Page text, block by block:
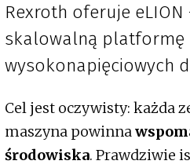
Rexroth oferuje eLION
skalowalną platformę
wysokonapięciowych
Cel jest oczywisty: każda
maszyna powinna
środowiska. Prawdziwie